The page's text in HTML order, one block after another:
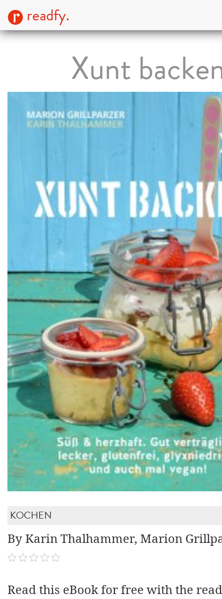
readfy.
Xunt
KOCHEN
By Karin Thalhammer, Marion
Read this eBook for free with the